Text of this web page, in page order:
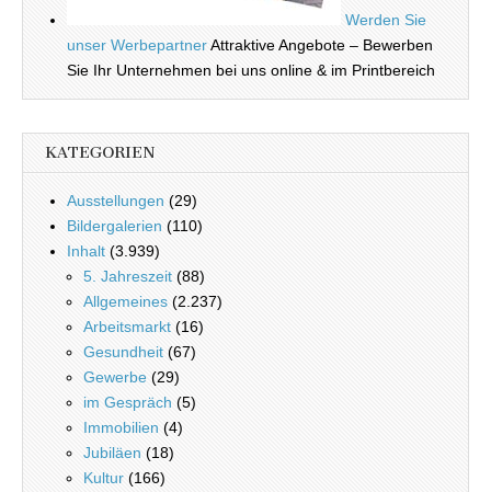
Werden Sie
unser WerbepartnerAttraktive Angebote – Bewerben
Sie Ihr Unternehmen bei uns online & im Printbereich
KATEGORIEN
Ausstellungen (29)
Bildergalerien (110)
Inhalt (3.939)
5. Jahreszeit (88)
Allgemeines (2.237)
Arbeitsmarkt (16)
Gesundheit (67)
Gewerbe (29)
im Gespräch (5)
Immobilien (4)
Jubiläen (18)
Kultur (166)